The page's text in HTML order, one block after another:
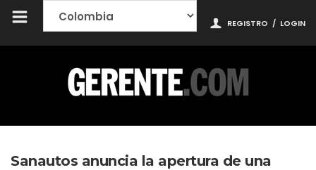
REGISTRO / LOGIN
Sanautos anuncia la apertura de una